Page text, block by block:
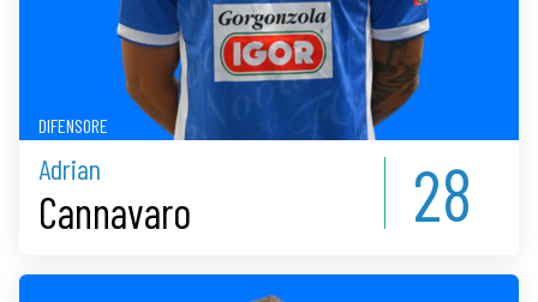
DIFENSORE
Adrian
Cannavaro 28